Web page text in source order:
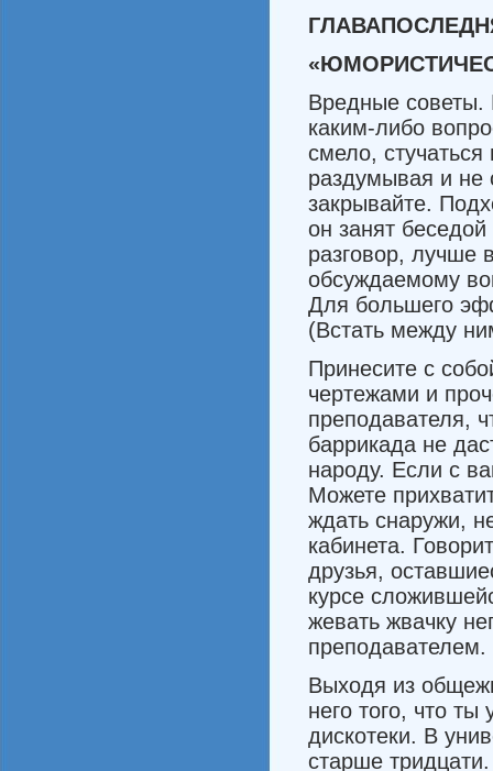
ГЛАВА
Вредные
каким-либо
смело,
разду­мывая и не
закрывайте.
он занят
разговор, лучше
обсуждаемому
Для большего
(Встать между
Принесите с
чер­тежами и
преподавателя,
баррикада не
народу. Если с
Можете
ждать снаружи,
ка­бинета.
друзья,
курсе
жевать жвачку
преподавателем.
Выходя из
него того, что
дискотеки. В
старше